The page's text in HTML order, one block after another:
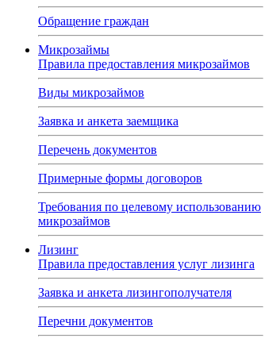
Обращение граждан
Микрозаймы
Правила предоставления микрозаймов
Виды микрозаймов
Заявка и анкета заемщика
Перечень документов
Примерные формы договоров
Требования по целевому использованию
микрозаймов
Лизинг
Правила предоставления услуг лизинга
Заявка и анкета лизингополучателя
Перечни документов